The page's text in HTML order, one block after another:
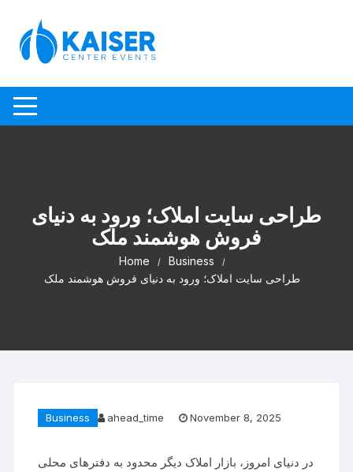
طراحی سایت املاک؛ ورود به دنیای
فروش هوشمند ملک
Home
Business
طراحی سایت املاک؛ ورود به دنیای فروش هوشمند ملک
Business ahead_time November 8, 2025
در دنیای امروز، بازار املاک دیگر محدود به دفترهای محلی